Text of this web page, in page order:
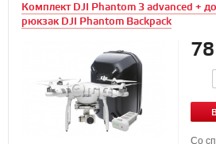
Комплект DJI Phantom 3 advanced +
рюкзак DJI Phantom Backpack
Со